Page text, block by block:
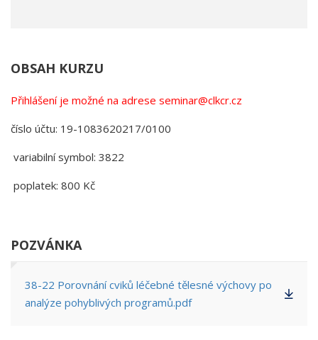
OBSAH KURZU
Přihlášení je možné na adrese seminar@clkcr.cz
číslo účtu: 19-1083620217/0100
variabilní symbol: 3822
poplatek: 800 Kč
POZVÁNKA
38-22 Porovnání cviků léčebné tělesné výchovy po
analýze pohyblivých programů.pdf